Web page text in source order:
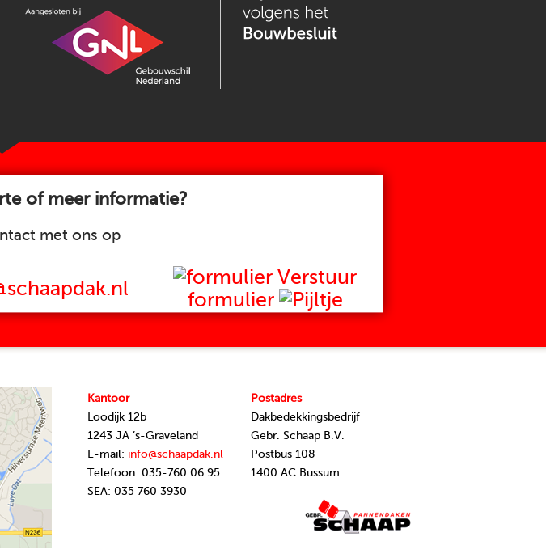
of meer informatie?
met ons op
Verstuur
formulier
Kantoor
Loodijk 12b
1243 JA ’s-Graveland
E-mail: info@schaapdak.nl
Telefoon: 035-760 06 95
SEA: 035 760 3930
Postadres
Dakbedekkingsbedrijf
Gebr. Schaap B.V.
Postbus 108
1400 AC Bussum